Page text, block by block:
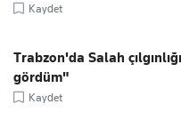
Kaydet
Trabzon'da Salah
gördüm"
Kaydet